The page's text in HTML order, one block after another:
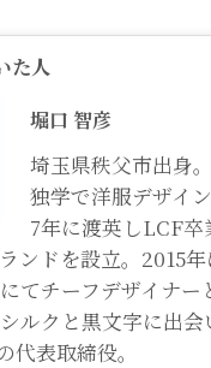
た人
堀口 智彦
埼玉県秩父市出身
独学で洋服デザイ
7年に渡英しLCF卒
ンドを設立。2015
てチーフデザイナー
ルクと黒文字に出会
表取締役。